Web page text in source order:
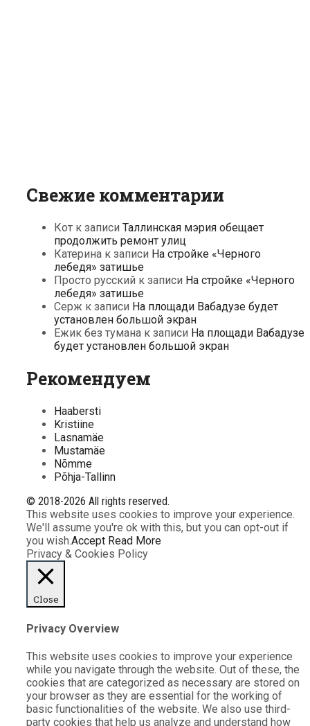
Свежие комментарии
Кот к записи Таллинская мэрия обещает
продолжить ремонт улиц
Катерина к записи На стройке «Черного
лебедя» затишье
Просто русский к записи На стройке «Черного
лебедя» затишье
Серж к записи На площади Вабадузе будет
установлен большой экран
Ежик без тумана к записи На площади Вабадузе
будет установлен большой экран
Рекомендуем
Haabersti
Kristiine
Lasnamäe
Mustamäe
Nõmme
Põhja-Tallinn
© 2018-2026 All rights reserved.
This website uses cookies to improve your experience.
We'll assume you're ok with this, but you can opt-out if
you wish.Accept Read More
Privacy & Cookies Policy
Close
Privacy Overview
This website uses cookies to improve your experience
while you navigate through the website. Out of these, the
cookies that are categorized as necessary are stored on
your browser as they are essential for the working of
basic functionalities of the website. We also use third-
party cookies that help us analyze and understand how